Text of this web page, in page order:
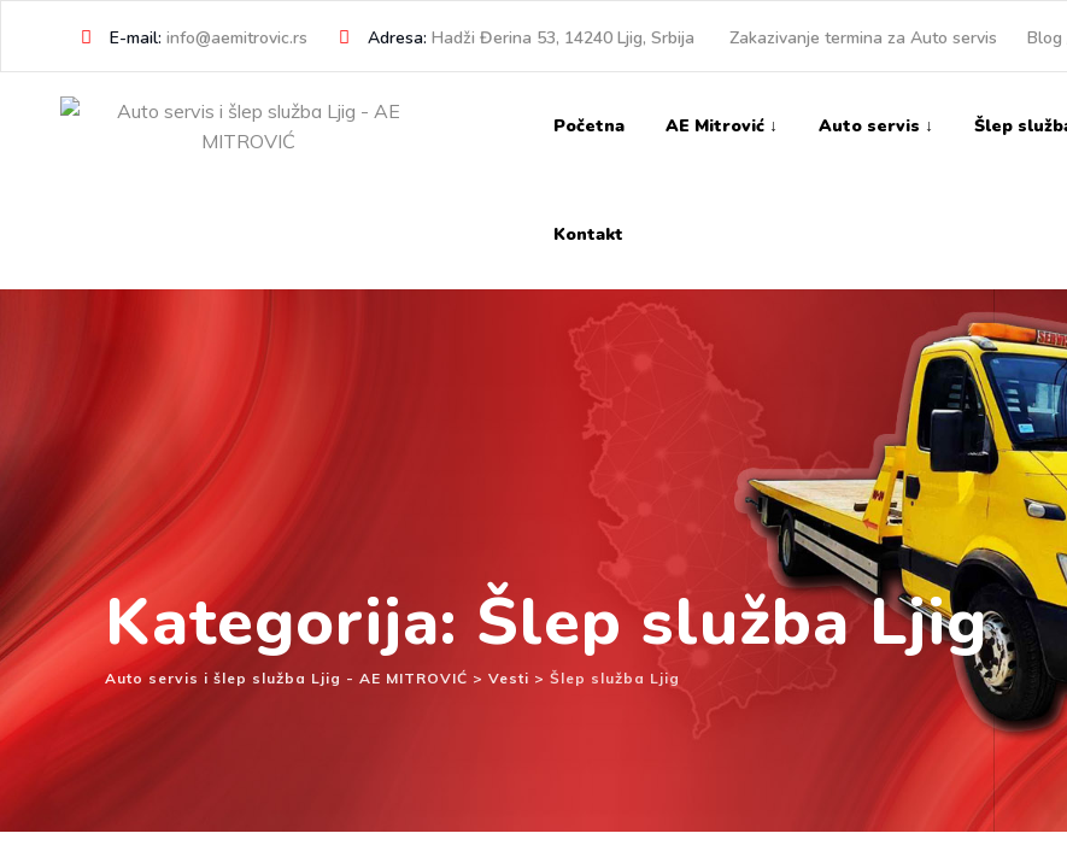
content
E-mail: info@aemitrovic.rs Adresa: Hadži Đerina 53, 14240 Ljig, Srbija Zakazivanje termina za Auto servis Blog
Početna AE Mitrović ↓ Auto servis ↓ Šlep
Kontakt
Kategorija: Šlep služba Ljig
Auto servis i šlep služba Ljig - AE MITROVIĆ > Vesti > Šlep služba Ljig